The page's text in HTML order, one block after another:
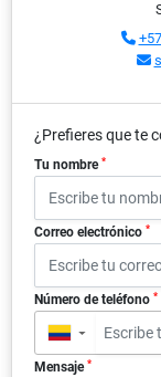
¿Prefieres que te
Tu nombre *
Correo electrónico *
Número de teléfono *
▼
Mensaje *